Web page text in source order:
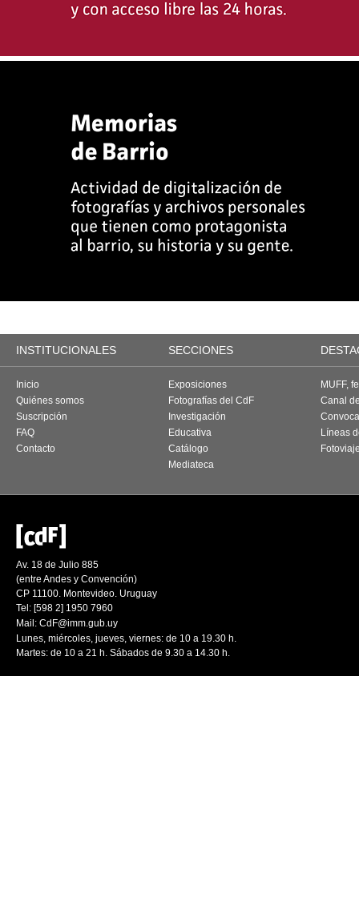
INSTITUCIONALES SECCIONES
Inicio
Quiénes somos
Suscripción
FAQ
Contacto
Exposiciones
Fotografías del CdF
Investigación
Educativa
Catálogo
Mediateca
MUFF,
Canal
Líneas
Av. 18 de Julio 885
(entre Andes y Convención)
CP 11100. Montevideo. Uruguay
Tel: [598 2] 1950 7960
Mail: CdF@imm.gub.uy
Lunes, miércoles, jueves, viernes: de 10 a 19.30 h.
Martes: de 10 a 21 h. Sábados de 9.30 a 14.30 h.